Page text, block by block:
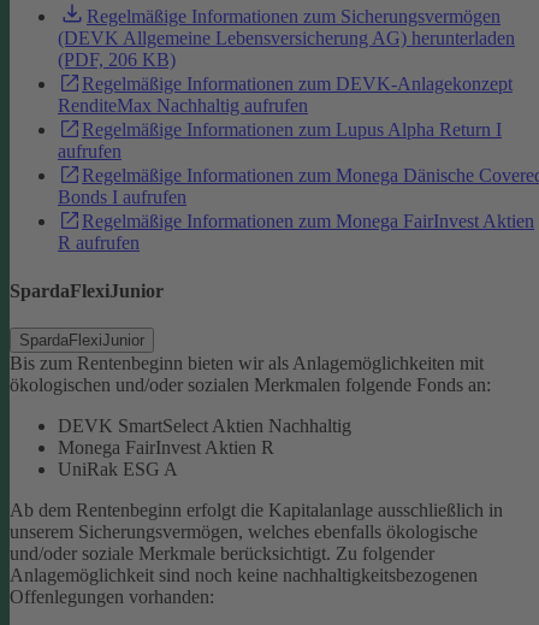
Regelmäßige Informationen zum Sicherungsvermögen
(DEVK Allgemeine Lebensversicherung AG) herunterladen
(PDF, 206 KB)
Regelmäßige Informationen zum DEVK-Anlagekonzept
RenditeMax Nachhaltig aufrufen
Regelmäßige Informationen zum Lupus Alpha Return I
aufrufen
Regelmäßige Informationen zum Monega Dänische
Bonds I aufrufen
Regelmäßige Informationen zum Monega FairInvest Aktien
R aufrufen
SpardaFlexiJunior
SpardaFlexiJunior
Bis zum Rentenbeginn bieten wir als Anlagemöglichkeiten mit
ökologischen und/oder sozialen Merkmalen folgende Fonds an:
DEVK SmartSelect Aktien Nachhaltig
Monega FairInvest Aktien R
UniRak ESG A
Ab dem Rentenbeginn erfolgt die Kapitalanlage ausschließlich in
unserem Sicherungsvermögen, welches ebenfalls ökologische
und/oder soziale Merkmale berücksichtigt. Zu folgender
Anlagemöglichkeit sind noch keine nachhaltigkeitsbezogenen
Offenlegungen vorhanden: